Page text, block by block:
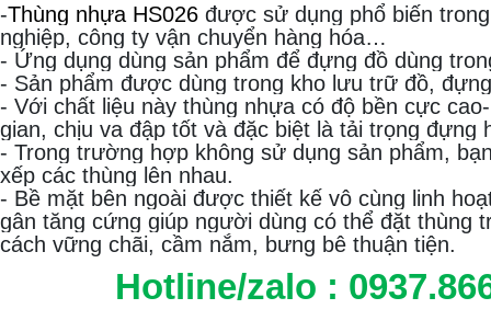
-Thùng nhựa HS026 được sử dụng phổ biến
nghiệp, công ty vận chuyển hàng hóa…
- Ứng dụng dùng sản phẩm để đựng đồ dùng
- Sản phẩm được dùng trong kho lưu trữ đồ,
- Với chất liệu này thùng nhựa có độ bền cực
gian, chịu va đập tốt và đặc biệt là tải trọng đựng
- Trong trường hợp không sử dụng sản phẩm,
xếp các thùng lên nhau.
- Bề mặt bên ngoài được thiết kế vô cùng linh
gân tăng cứng giúp người dùng có thể đặt thùng
cách vững chãi, cầm nắm, bưng bê thuận tiện.
Hotline/zalo :